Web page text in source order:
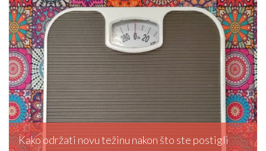
Kako održati novu težinu nakon što ste postigli